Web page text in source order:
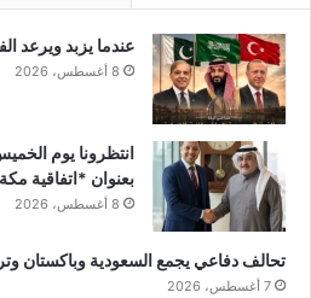
عندما يزبد ويرعد
8 أغسطس، 2026
انتظرونا يوم
بعنوان *اتفاقية
8 أغسطس، 2026
تحالف دفاعي يجمع السعودية وباكستان
7 أغسطس، 2026